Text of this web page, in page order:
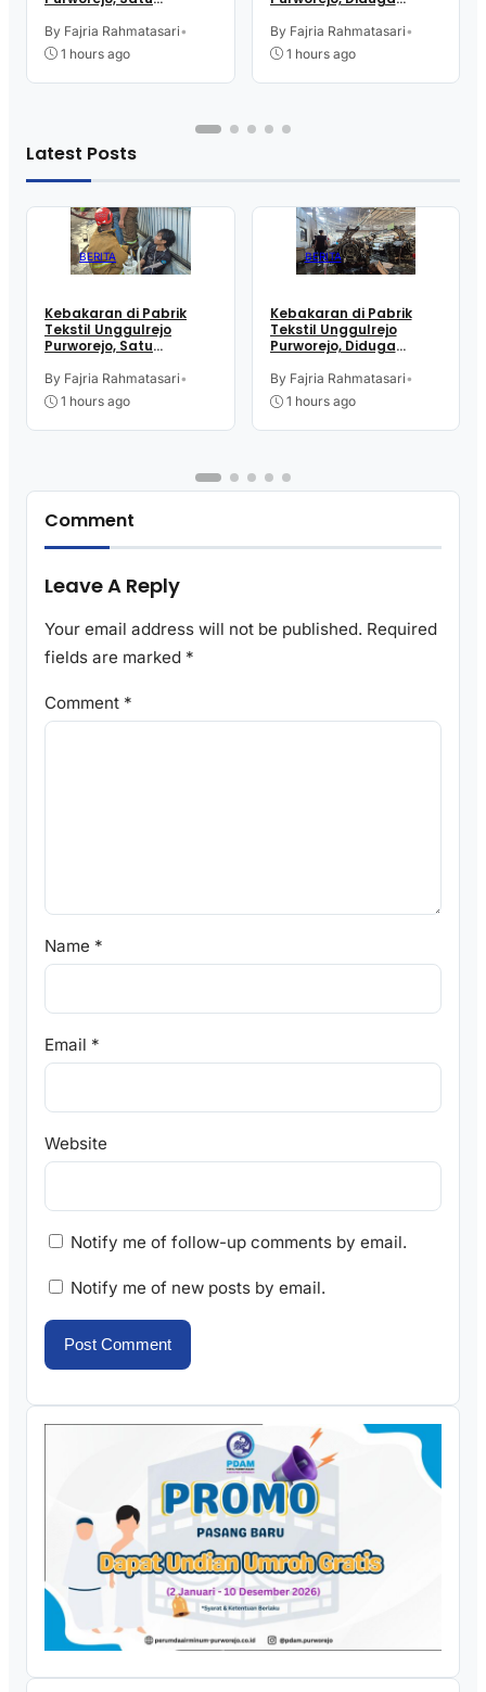
Tulang, Petugas
Damkar Sesak Nafas
By Fajria Rahmatasari•
1 hours ago
By Fajria Rahmatasari•
1 hours ago
Latest Posts
BERITA
Kebakaran di Pabrik
Tekstil Unggulrejo
Purworejo, Satu
Tulang, Petugas
Damkar Sesak Nafas
By Fajria Rahmatasari•
1 hours ago
BERITA
Kebakaran di Pabrik
Tekstil Unggulrejo
Purworejo, Diduga
By Fajria Rahmatasari•
1 hours ago
Comment
Leave A Reply
Your email address will not be published. Required
fields are marked *
Comment *
Name *
Email *
Website
Notify me of follow-up comments by email.
Notify me of new posts by email.